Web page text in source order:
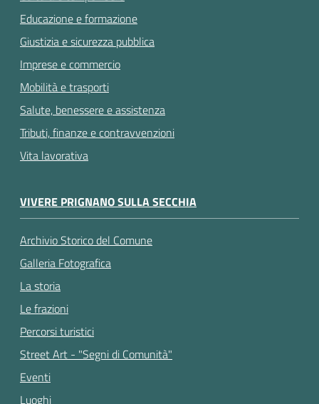
Educazione e formazione
Giustizia e sicurezza pubblica
Imprese e commercio
Mobilità e trasporti
Salute, benessere e assistenza
Tributi, finanze e contravvenzioni
Vita lavorativa
VIVERE PRIGNANO SULLA SECCHIA
Archivio Storico del Comune
Galleria Fotografica
La storia
Le frazioni
Percorsi turistici
Street Art - "Segni di Comunità"
Eventi
Luoghi